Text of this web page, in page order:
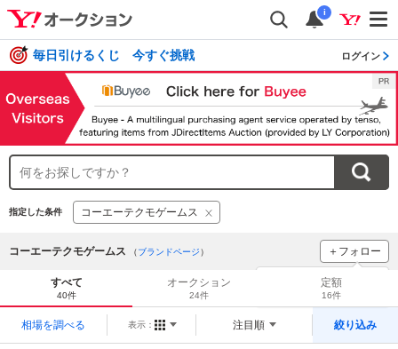
i
毎日引けるくじ 今すぐ挑戦 ログイン
指定した条件 コーエーテクモゲームス
コーエーテクモゲームス （ブランドページ） ＋フォロー
ブランドをフォロー
をチェック！
すべて
40件
オークション
24件
定額
16件
相場を調べる 表示： 注目順 絞り込み